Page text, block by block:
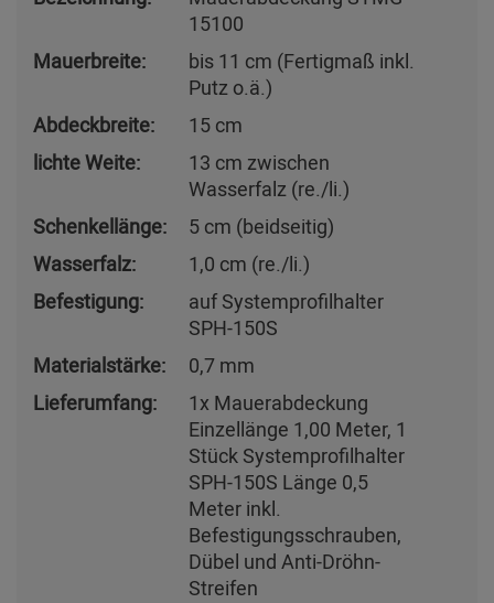
15100
Mauerbreite:
bis 11 cm (Fertigmaß inkl.
Putz o.ä.)
Abdeckbreite:
15 cm
lichte Weite:
13 cm zwischen
Wasserfalz (re./li.)
Schenkellänge:
5 cm (beidseitig)
Wasserfalz:
1,0 cm (re./li.)
Befestigung:
auf Systemprofilhalter
SPH-150S
Materialstärke:
0,7 mm
Lieferumfang:
1x Mauerabdeckung
Einzellänge 1,00 Meter, 1
Stück Systemprofilhalter
SPH-150S Länge 0,5
Meter inkl.
Befestigungsschrauben,
Dübel und Anti-Dröhn-
Streifen